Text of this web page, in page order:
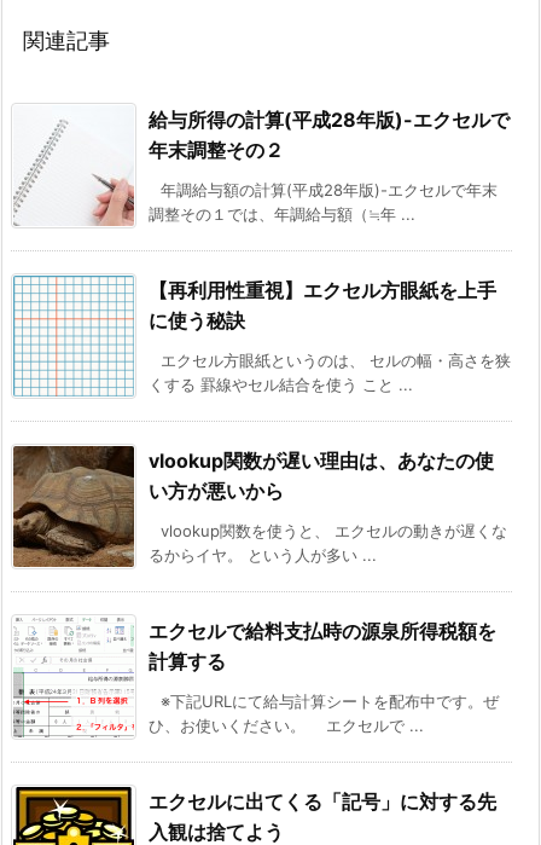
関連記事
給与所得の計算(平成28年版)-エクセルで
年末調整その２
年調給与額の計算(平成28年版)-エクセルで年末
調整その１では、年調給与額（≒年 ...
【再利用性重視】エクセル方眼紙を上手
に使う秘訣
エクセル方眼紙というのは、 セルの幅・高さを狭
くする 罫線やセル結合を使う こと ...
vlookup関数が遅い理由は、あなたの使
い方が悪いから
vlookup関数を使うと、 エクセルの動きが遅くな
るからイヤ。 という人が多い ...
エクセルで給料支払時の源泉所得税額を
計算する
※下記URLにて給与計算シートを配布中です。ぜ
ひ、お使いください。 エクセルで ...
エクセルに出てくる「記号」に対する先
入観は捨てよう